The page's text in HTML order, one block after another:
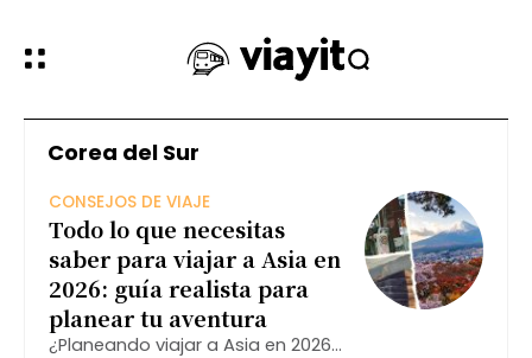
Corea del Sur
CONSEJOS DE VIAJE
Todo lo que necesitas
saber para viajar a Asia en
2026: guía realista para
planear tu aventura
¿Planeando viajar a Asia en 2026?